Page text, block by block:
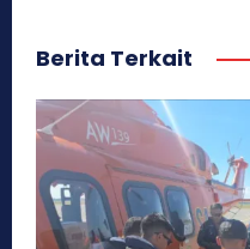
Berita Terkait